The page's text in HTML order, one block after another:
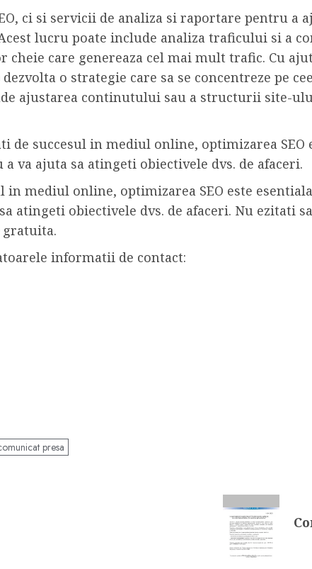
ci si servicii de analiza si raportare pentru a
lucru poate include analiza traficului si a
care genereaza cel mai mult trafic. Cu
o strategie care sa se concentreze pe
ajustarea continutului sau a structurii site-
de succesul in mediul online, optimizarea SEO
va ajuta sa atingeti obiectivele dvs. de afaceri.
mediul online, optimizarea SEO este
atingeti obiectivele dvs. de afaceri. Nu
informatii de contact:
presa